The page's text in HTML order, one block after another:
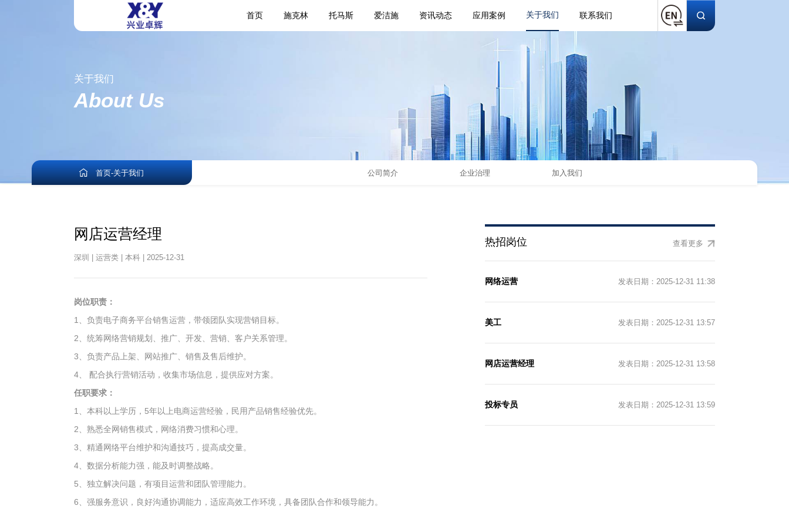
首页 施克林 托马斯 爱洁施 资讯动态 应用案例 关于我们 联系我们
关于我们
About Us
首页-关于我们 公司简介 企业治理 加入我们
网店运营经理
深圳 | 运营类 | 本科 | 2025-12-31
岗位职责：
1、负责电子商务平台销售运营，带领团队实现营销目标。
2、统筹网络营销规划、推广、开发、营销、客户关系管理。
3、负责产品上架、网站推广、销售及售后维护。
4、 配合执行营销活动，收集市场信息，提供应对方案。
任职要求：
1、本科以上学历，5年以上电商运营经验，民用产品销售经验优先。
2、熟悉全网销售模式，网络消费习惯和心理。
3、精通网络平台维护和沟通技巧，提高成交量。
4、数据分析能力强，能及时调整战略。
5、独立解决问题，有项目运营和团队管理能力。
6、强服务意识，良好沟通协调能力，适应高效工作环境，具备团队合作和领导能力。
热招岗位 查看更多
网络运营 发表日期：2025-12-31 11:38
美工 发表日期：2025-12-31 13:57
网店运营经理 发表日期：2025-12-31 13:58
投标专员 发表日期：2025-12-31 13:59